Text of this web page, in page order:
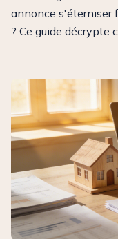
annonce s'éterniser
? Ce guide décrypte